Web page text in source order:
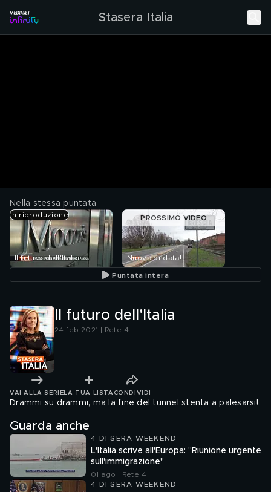
Stasera Italia
Nella stessa puntata
in riproduzione
Il futuro dell'Italia Nuova ondata!
PROSSIMO VIDEO
Puntata intera
Il futuro dell'Italia
24 feb 2021 | Rete 4
VAI ALLA SERIE LA TUA LISTA CONDIVIDI
Drammi su drammi, ma la fine del tunnel stenta a palesarsi!
Guarda anche
4 DI SERA WEEKEND
L'Italia scrive all'Europa: "Riunione urgente
sull'immigrazione"
01 ago | Rete 4
4 DI SERA WEEKEND